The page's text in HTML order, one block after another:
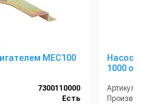
MEC100
7300110000
Есть
Насос
1000
Артикул: